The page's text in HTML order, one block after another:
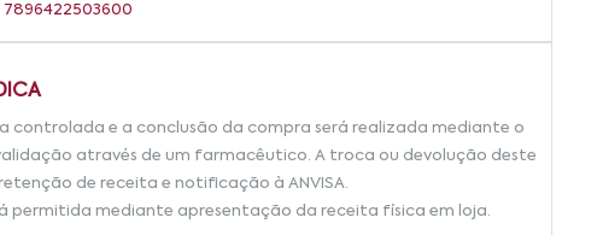
7896422503600
controlada e a conclusão da compra será realizada mediante o
através de um farmacêutico. A troca ou devolução deste
de receita e notificação à ANVISA.
permitida mediante apresentação da receita física em loja.